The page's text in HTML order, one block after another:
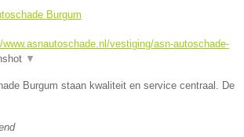
Burgum
www.asnautoschade.nl/vestiging/asn-autoschade-
▼
Burgum staan kwaliteit en service centraal. De